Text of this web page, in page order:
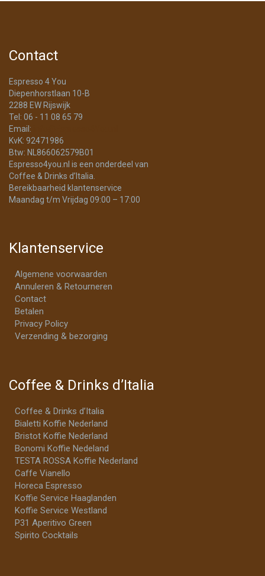
Contact
Espresso 4 You
Diepenhorstlaan 10-B
2288 EW Rijswijk
Tel: 06 - 11 08 65 79
Email:
KvK: 92471986
Btw: NL866062579B01
Espresso4you.nl is een onderdeel van
Coffee & Drinks d’Italia.
Bereikbaarheid klantenservice
Maandag t/m Vrijdag 09:00 – 17:00
Klantenservice
Algemene voorwaarden
Annuleren & Retourneren
Contact
Betalen
Privacy Policy
Verzending & bezorging
Coffee & Drinks d’Italia
Coffee & Drinks d’Italia
Bialetti Koffie Nederland
Bristot Koffie Nederland
Bonomi Koffie Nedeland
TESTA ROSSA Koffie Nederland
Caffe Vianello
Horeca Espresso
Koffie Service Haaglanden
Koffie Service Westland
P31 Aperitivo Green
Spirito Cocktails